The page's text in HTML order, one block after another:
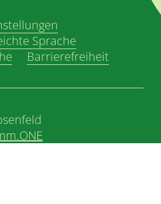
Sprache
Barrierefreiheit